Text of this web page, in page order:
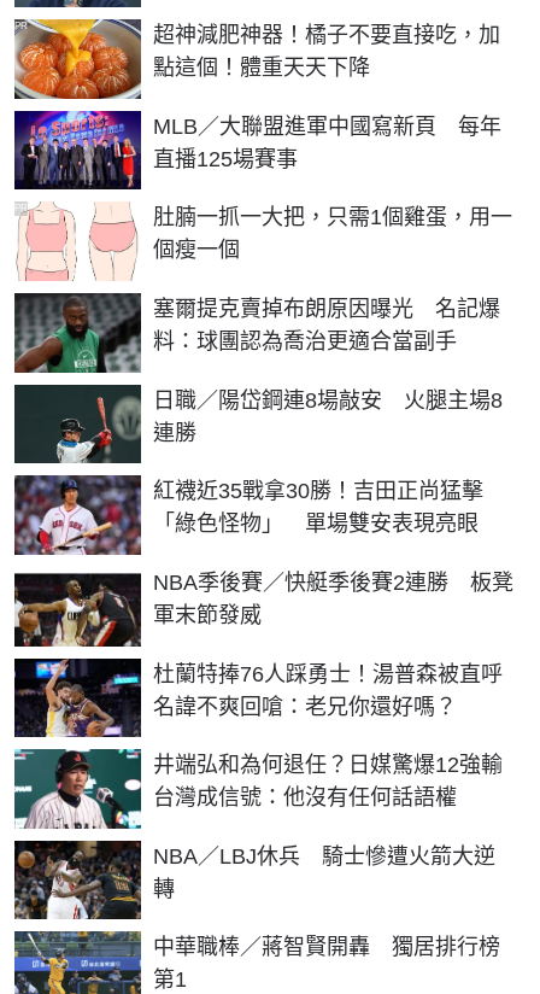
超神減肥神器！橘子不要直接吃，加
點這個！體重天天下降
PR
MLB／大聯盟進軍中國寫新頁 每年
直播125場賽事
肚腩一抓一大把，只需1個雞蛋，用一
個瘦一個
PR
塞爾提克賣掉布朗原因曝光 名記爆
料：球團認為喬治更適合當副手
日職／陽岱鋼連8場敲安 火腿主場8
連勝
紅襪近35戰拿30勝！吉田正尚猛擊
「綠色怪物」 單場雙安表現亮眼
NBA季後賽／快艇季後賽2連勝 板凳
軍末節發威
杜蘭特捧76人踩勇士！湯普森被直呼
名諱不爽回嗆：老兄你還好嗎？
井端弘和為何退任？日媒驚爆12強輸
台灣成信號：他沒有任何話語權
NBA／LBJ休兵 騎士慘遭火箭大逆
轉
中華職棒／蔣智賢開轟 獨居排行榜
第1